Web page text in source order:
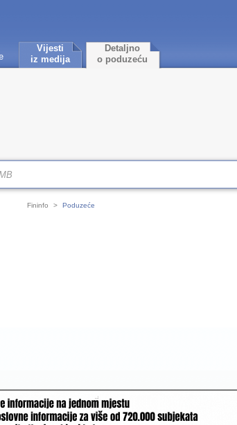
Vijesti
iz medija
Detaljno
o poduzeću
Fininfo > Poduzeće